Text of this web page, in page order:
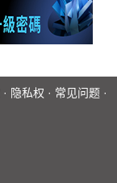
· 隐私权 · 常见问题 ·